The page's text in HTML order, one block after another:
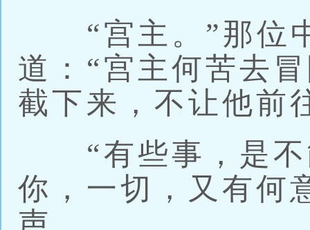
“宫主。”那位
道：“宫主何苦去
截下来，不让他前
“有些事，是不
你，一切，又有何
声。